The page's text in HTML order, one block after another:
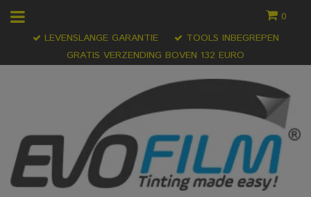
0
GRATIS VERZENDING BOVEN 132 EURO
LEVENSLANGE GARANTIE TOOLS INBEGREPEN